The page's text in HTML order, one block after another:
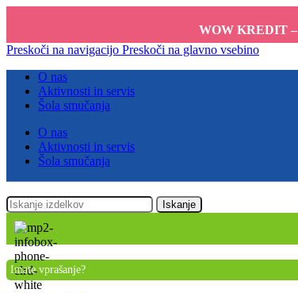
WOW KREDIT –
Preskoči na navigacijo Preskoči na glavno vsebino
O nas
Aktivnosti in servis
Šola smučanja
O nas
Aktivnosti in servis
Šola smučanja
Iskanje
Imate vprašanje?